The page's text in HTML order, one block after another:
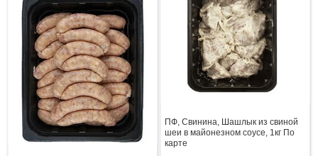
ПФ, Свинина, Шашлык из свиной
шеи в майонезном соусе, 1кг По
карте